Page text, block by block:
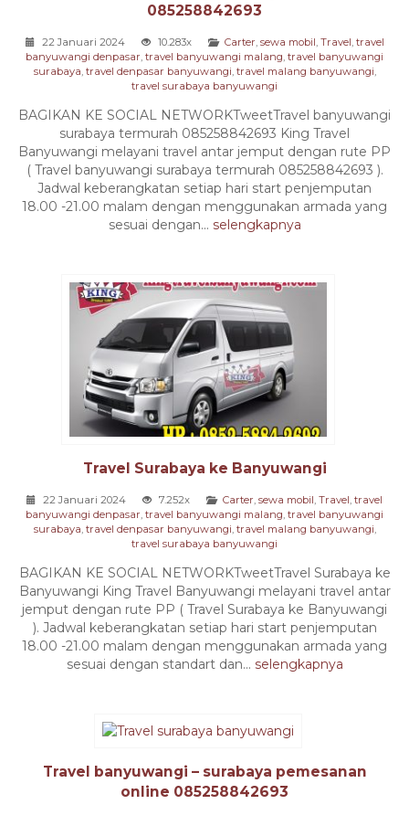
085258842693
22 Januari 2024 10.283x Carter sewa mobil Travel travel
banyuwangi denpasar travel banyuwangi malang travel banyuwangi
surabaya travel denpasar banyuwangi travel malang banyuwangi
travel surabaya banyuwangi
BAGIKAN KE SOCIAL NETWORKTweetTravel banyuwangi
surabaya termurah 085258842693 King Travel
Banyuwangi melayani travel antar jemput dengan rute PP
( Travel banyuwangi surabaya termurah 085258842693 ).
Jadwal keberangkatan setiap hari start penjemputan
18.00 -21.00 malam dengan menggunakan armada yang
sesuai dengan... selengkapnya
Travel Surabaya ke Banyuwangi
22 Januari 2024 7.252x Carter sewa mobil Travel travel
banyuwangi denpasar travel banyuwangi malang travel banyuwangi
surabaya travel denpasar banyuwangi travel malang banyuwangi
travel surabaya banyuwangi
BAGIKAN KE SOCIAL NETWORKTweetTravel Surabaya ke
Banyuwangi King Travel Banyuwangi melayani travel antar
jemput dengan rute PP ( Travel Surabaya ke Banyuwangi
). Jadwal keberangkatan setiap hari start penjemputan
18.00 -21.00 malam dengan menggunakan armada yang
sesuai dengan standart dan... selengkapnya
Travel banyuwangi – surabaya pemesanan
online 085258842693